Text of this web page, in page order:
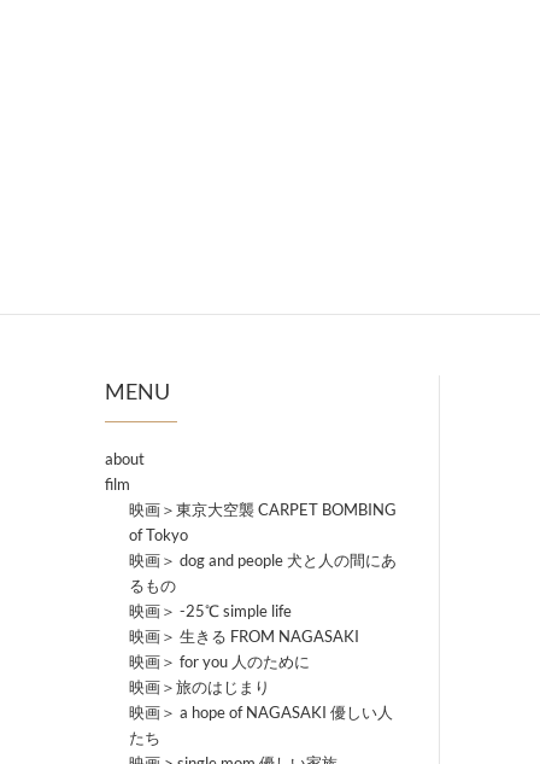
MENU
about
film
映画＞東京大空襲 CARPET BOMBING
of Tokyo
映画＞ dog and people 犬と人の間にあ
るもの
映画＞ -25℃ simple life
映画＞ 生きる FROM NAGASAKI
映画＞ for you 人のために
映画＞旅のはじまり
映画＞ a hope of NAGASAKI 優しい人
たち